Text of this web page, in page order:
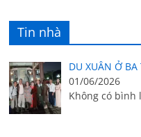
Tin nhà
DU XUÂN Ở BA
01/06/2026
Không có bình